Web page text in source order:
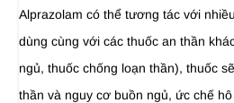
Alprazolam có thể tương tác với
dùng cùng với các thuốc an thần
ngủ, thuốc chống loạn thần), thuốc
thần và nguy cơ buồn ngủ, ức chế